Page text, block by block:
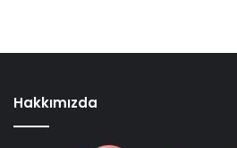
Hakkımızda